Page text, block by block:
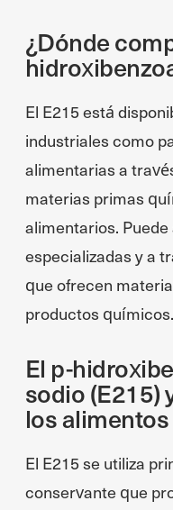
¿Dónde
El E215 está
industriales como
alimentarias a
materias primas
alimentarios.
especializadas y a
que ofrecen
productos químicos.
El p-
sodio (E215)
los alimentos
El E215 se utiliza
conservante que